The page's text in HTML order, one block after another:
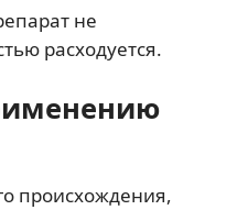
не
расходуется.
происхождения,